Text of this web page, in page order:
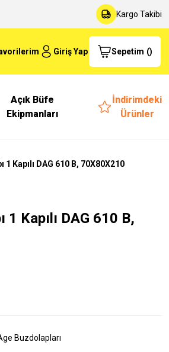
Kargo Takibi
Giriş Yap Sepetim ()
Açık Büfe
Ekipmanları
İndirimdeki
Ürünler
Kapılı DAG 610 B, 70X80X210
Kapılı DAG 610 B,
Buzdolapları